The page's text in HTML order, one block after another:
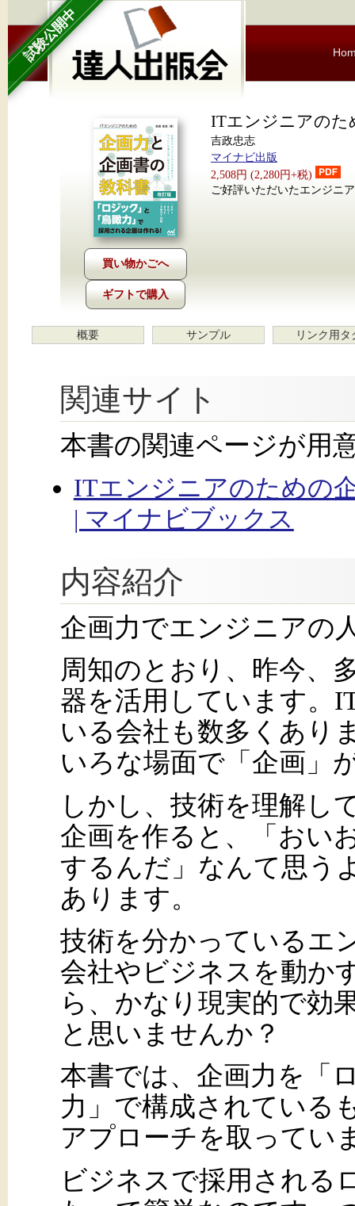
試験公開中
ギフトで購入
ITエンジニアのた
吉政忠志
マイナビ出版
2,508円 (2,280円+税)
ご好評いただいたエンジニ
概要 サンプル リンク用タ
関連サイト
本書の関連ページが用
ITエンジニアのための
| マイナビブックス
内容紹介
企画力でエンジニアの
周知のとおり、昨今、
器を活用しています。
いる会社も数多くあり
いろな場面で「企画」
しかし、技術を理解し
企画を作ると、「おい
するんだ」なんて思う
あります。
技術を分かっているエ
会社やビジネスを動か
ら、かなり現実的で効
と思いませんか？
本書では、企画力を「
力」で構成されている
アプローチを取ってい
ビジネスで採用される